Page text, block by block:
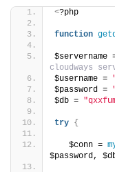
<?php
function
$servername
cloudways
$username =
$password =
$db =
try {
   $conn =
$password,